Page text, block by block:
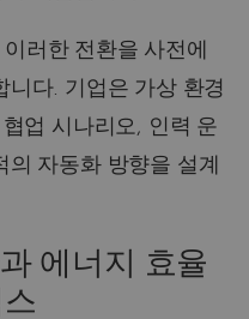
러한 전환을 사전에
니다. 기업은 가상 환경
업 시나리오, 인력 운
자동화 방향을 설계
에너지 효율